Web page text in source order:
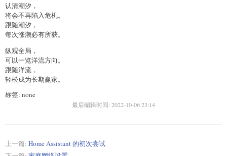
认清潮汐，
将会不再陷入危机。
跟随潮汐，
每次涨潮必有所获。
纵观全局，
可以一览洋流方向。
跟随洋流，
轻松成为长期赢家。
标签: none
最后编辑时间: 2022-10-06 23:14
上一篇: Home Assistant 的初次尝试